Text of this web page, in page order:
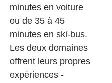
minutes en voiture
ou de 35 à 45
minutes en ski-bus.
Les deux domaines
offrent leurs propres
expériences -